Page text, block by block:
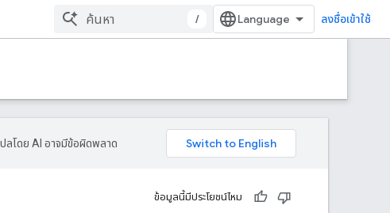
/ ลงชื่อเข้าใช้
ลโดย AI อาจมีข้อผิดพลาด
ข้อมูลนี้มีประโยชน์ไหม